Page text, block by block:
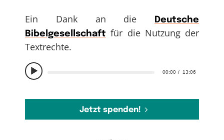
00:00 13:06
Ein Dank an die
Deutsche
Bibelgesellschaft für die Nutzung der
Textrechte.
Jetzt spenden!